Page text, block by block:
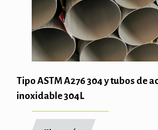
Tipo ASTM A276 304 y tubos de
inoxidable 304L